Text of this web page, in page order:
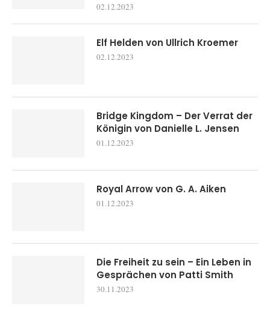
02.12.2023
Elf Helden von Ullrich Kroemer
02.12.2023
Bridge Kingdom – Der Verrat der
Königin von Danielle L. Jensen
01.12.2023
Royal Arrow von G. A. Aiken
01.12.2023
Die Freiheit zu sein – Ein Leben in
Gesprächen von Patti Smith
30.11.2023